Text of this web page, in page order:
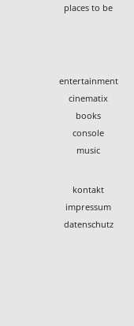
places to be
entertainment
cinematix
books
console
music
kontakt
impressum
datenschutz